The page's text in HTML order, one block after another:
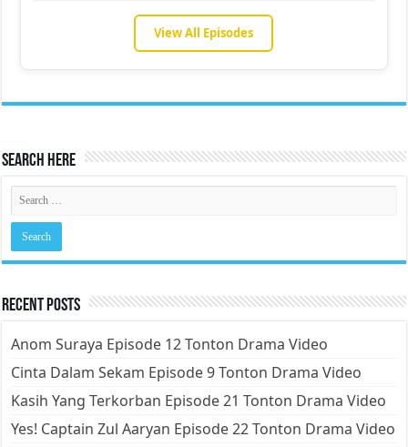
View All Episodes
Search Here
Recent Posts
Anom Suraya Episode 12 Tonton Drama Video
Cinta Dalam Sekam Episode 9 Tonton Drama Video
Kasih Yang Terkorban Episode 21 Tonton Drama Video
Yes! Captain Zul Aaryan Episode 22 Tonton Drama Video